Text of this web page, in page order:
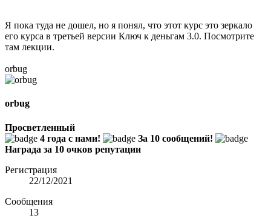
Я пока туда не дошел, но я понял, что этот курс это зеркало
его курса в третьей версии Ключ к деньгам 3.0. Посмотрите
там лекции.
orbug
orbug
Просветленный
4 года с нами!
За 10 сообщений!
Награда за 10 очков репутации
Регистрация
22/12/2021
Сообщения
13